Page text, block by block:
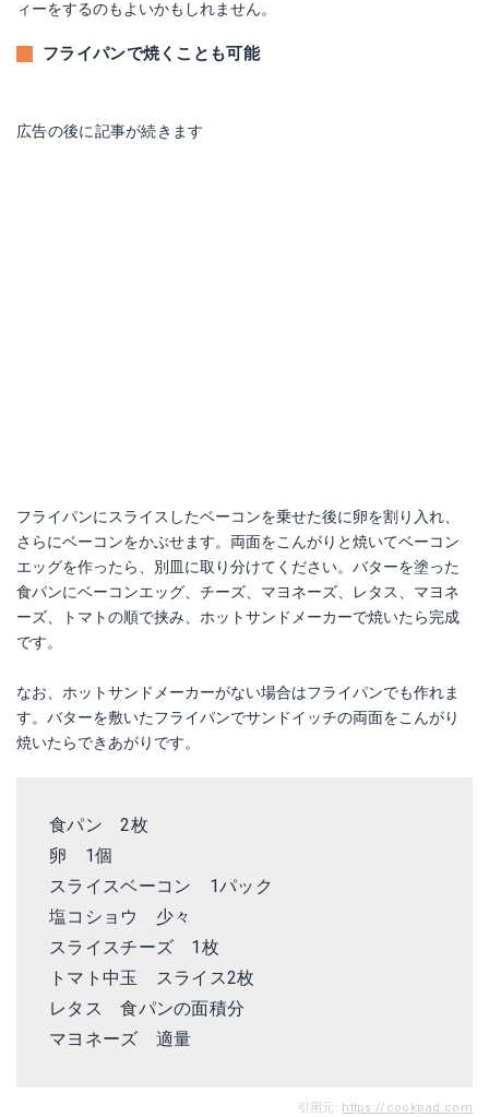
ィーをするのもよいかもしれません。
フライパンで焼くことも可能
広告の後に記事が続きます
フライパンにスライスしたベーコンを乗せた後に卵を割り入れ、
さらにベーコンをかぶせます。両面をこんがりと焼いてベーコン
エッグを作ったら、別皿に取り分けてください。バターを塗った
食パンにベーコンエッグ、チーズ、マヨネーズ、レタス、マヨネ
ーズ、トマトの順で挟み、ホットサンドメーカーで焼いたら完成
です。
なお、ホットサンドメーカーがない場合はフライパンでも作れま
す。バターを敷いたフライパンでサンドイッチの両面をこんがり
焼いたらできあがりです。
食パン 2枚
卵 1個
スライスベーコン 1パック
塩コショウ 少々
スライスチーズ 1枚
トマト中玉 スライス2枚
レタス 食パンの面積分
マヨネーズ 適量
引用元: https://cookpad.com